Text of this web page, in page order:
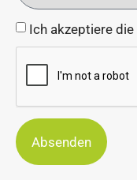
Ich akzeptiere die
Absenden